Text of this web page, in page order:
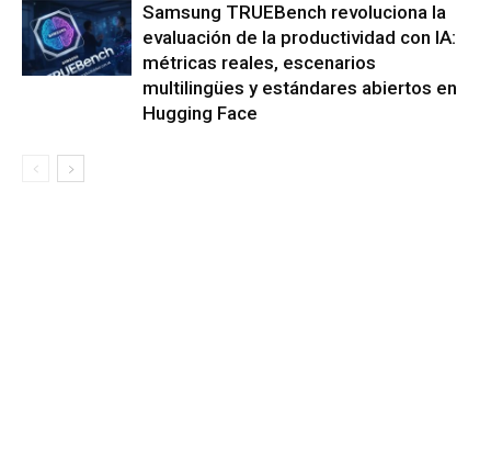
Samsung TRUEBench revoluciona la
evaluación de la productividad con IA:
métricas reales, escenarios
multilingües y estándares abiertos en
Hugging Face